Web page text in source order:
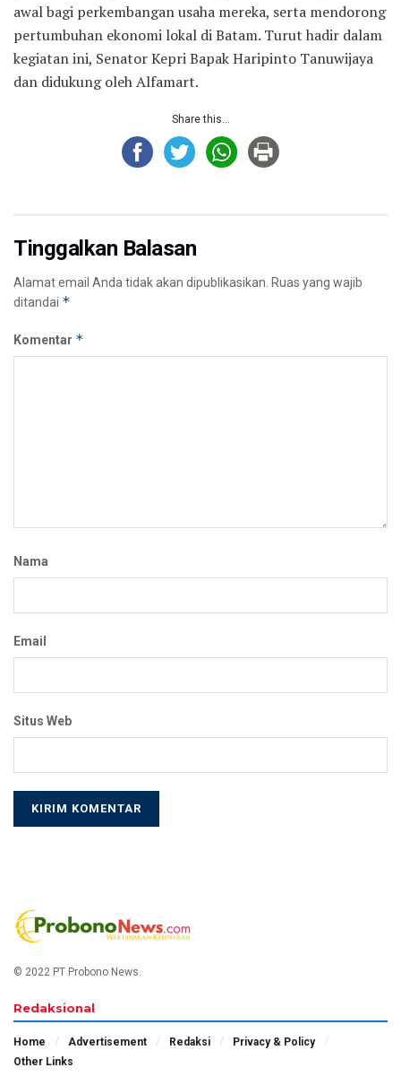
awal bagi perkembangan usaha mereka, serta mendorong
pertumbuhan ekonomi lokal di Batam. Turut hadir dalam
kegiatan ini, Senator Kepri Bapak Haripinto Tanuwijaya
dan didukung oleh Alfamart.
Share this...
Tinggalkan Balasan
Alamat email Anda tidak akan dipublikasikan. Ruas yang wajib
ditandai *
Komentar *
Nama
Email
Situs Web
© 2022 PT Probono News.
Redaksional
Home Advertisement Redaksi
Privacy & Policy
Other Links